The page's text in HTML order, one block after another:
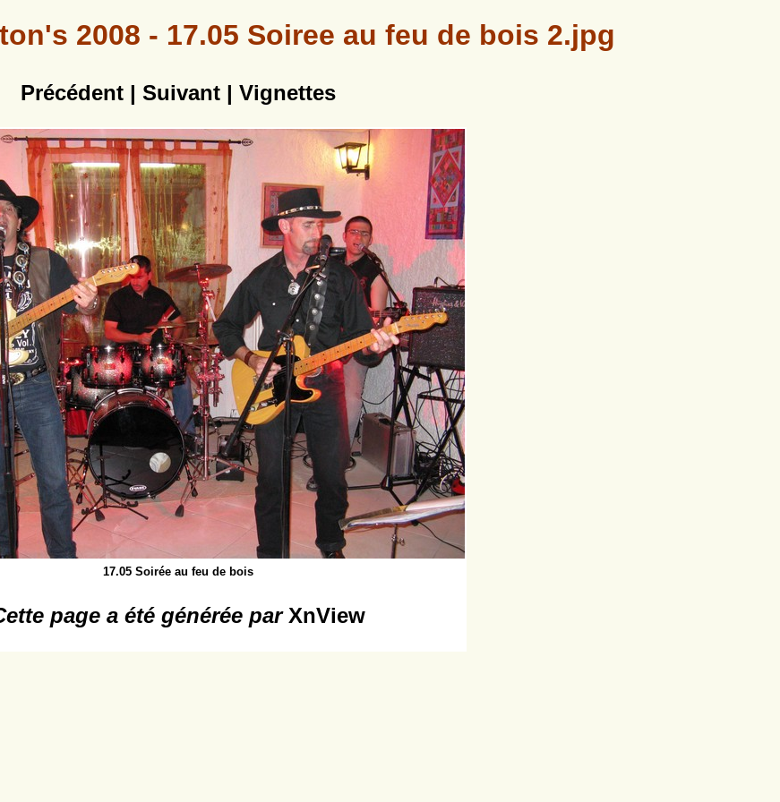
2008 - 17.05 Soiree au feu de bois 2.jpg
Précédent | Suivant | Vignettes
17.05 Soirée au feu de bois
page a été générée parXnView